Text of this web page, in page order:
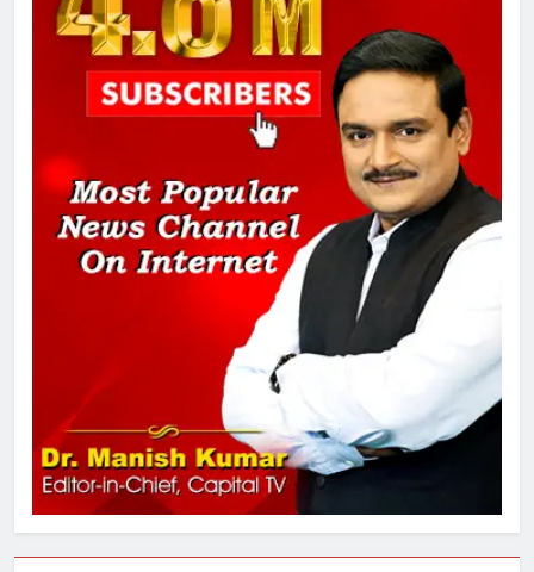
चुनाव से पहले लालू परिवार पर बड़ा झटका,
दिल्ली कोर्ट ने IRCTC घोटाले में आरोप
तय किए
SRN अस्पताल का नाम अमर शहीद ठाकुर
रोशन सिंह के नाम पर करने की मांग तेज
अमर शहीद ठाकुर रोशन सिंह के नाम पर
स्वरूप रानी नेहरू चिकित्सालय का
नामकरण करने की मांग को लेकर
अनिश्चितकालीन धरना शुरू
3
289 एकड़ भूमि पर विकसित होगा कार्बन-
फ्री डेटा सेंटर, हजारों उच्च-कुशल
रोजगार सृजन की संभावना